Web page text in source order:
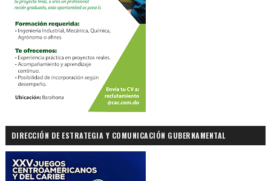
DIRECCIÓN DE ESTRATEGIA Y COMUNICACIÓN GUBERNAMENTAL